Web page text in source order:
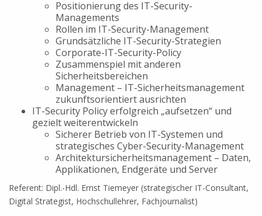
Positionierung des IT-Security-
Managements
Rollen im IT-Security-Management
Grundsätzliche IT-Security-Strategien
Corporate-IT-Security-Policy
Zusammenspiel mit anderen
Sicherheitsbereichen
Management – IT-Sicherheitsmanagement
zukunftsorientiert ausrichten
IT-Security Policy erfolgreich „aufsetzen“ und
gezielt weiterentwickeln
Sicherer Betrieb von IT-Systemen und
strategisches Cyber-Security-Management
Architektursicherheitsmanagement – Daten,
Applikationen, Endgeräte und Server
Referent: Dipl.-Hdl. Ernst Tiemeyer (strategischer IT-Consultant,
Digital Strategist, Hochschullehrer, Fachjournalist)